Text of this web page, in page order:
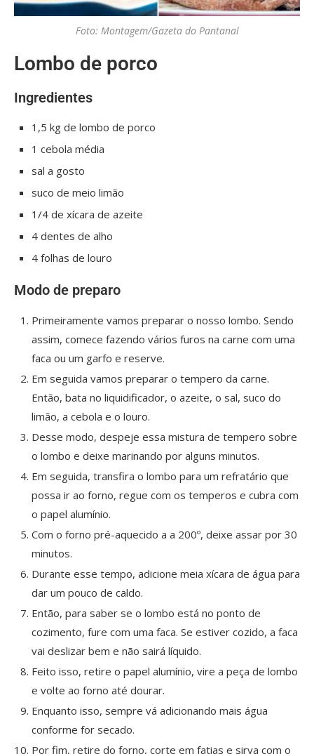
Foto: Montagem/Gazeta do Pantanal
Lombo de porco
Ingredientes
1,5 kg de lombo de porco
1 cebola média
sal a gosto
suco de meio limão
1/4 de xícara de azeite
4 dentes de alho
4 folhas de louro
Modo de preparo
Primeiramente vamos preparar o nosso lombo. Sendo
assim, comece fazendo vários furos na carne com uma
faca ou um garfo e reserve.
Em seguida vamos preparar o tempero da carne.
Então, bata no liquidificador, o azeite, o sal, suco do
limão, a cebola e o louro.
Desse modo, despeje essa mistura de tempero sobre
o lombo e deixe marinando por alguns minutos.
Em seguida, transfira o lombo para um refratário que
possa ir ao forno, regue com os temperos e cubra com
o papel alumínio.
Com o forno pré-aquecido a a 200º, deixe assar por 30
minutos.
Durante esse tempo, adicione meia xícara de água para
dar um pouco de caldo.
Então, para saber se o lombo está no ponto de
cozimento, fure com uma faca. Se estiver cozido, a faca
vai deslizar bem e não sairá líquido.
Feito isso, retire o papel alumínio, vire a peça de lombo
e volte ao forno até dourar.
Enquanto isso, sempre vá adicionando mais água
conforme for secado.
Por fim, retire do forno, corte em fatias e sirva com o